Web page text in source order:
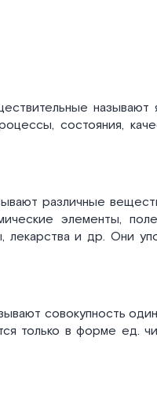
называют
состояния,
различные
элементы,
и др. Они
совокупность
только в форме ед.